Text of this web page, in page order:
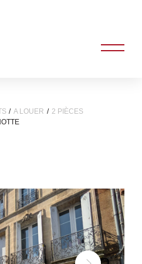
A LOUER
2 PIÈCES